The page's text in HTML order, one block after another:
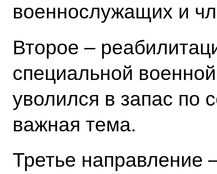
военнослужащих и
Второе –
специальной
уволился в запас по
важная тема.
Третье направление